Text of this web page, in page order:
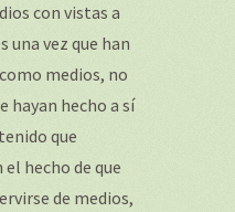
con vistas a
una vez que han
medios, no
hayan hecho a sí
que
hecho de que
de medios,